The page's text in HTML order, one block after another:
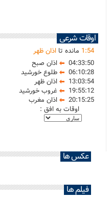
اوقات شرعی
1:54 مانده تااذان ظهر
04:33:50
اذان صبح
06:10:28
طلوع خورشید
13:03:54
اذان ظهر
19:55:12
غروب خورشید
20:15:25
اذان مغرب
اوقات به افق :
عکس ها
فیلم ها